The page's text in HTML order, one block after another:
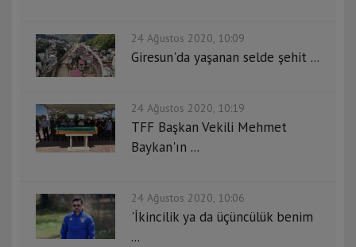
24 Ağustos 2020, 10:09
Giresun'da yaşanan selde şehit ...
24 Ağustos 2020, 10:19
TFF Başkan Vekili Mehmet
Baykan'ın ...
24 Ağustos 2020, 10:06
'İkincilik ya da üçüncülük benim
...